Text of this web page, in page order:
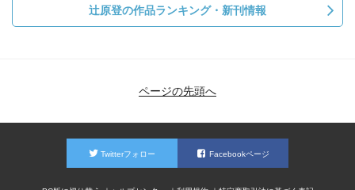
辻原登の作品ランキング・新刊情報
ページの先頭へ
Twitterフォロー Facebookページ